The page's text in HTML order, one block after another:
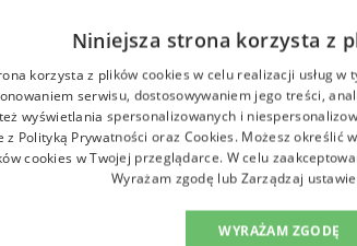
Niniejsza strona korzysta z
korzysta z plików cookies w celu realizacji usług w
serwisu, dostosowywaniem jego treści,
wyświetlania spersonalizowanych i
z Polityką Prywatności oraz Cookies. Możesz określić
cookies w Twojej przeglądarce. W celu
Wyrażam zgodę lub Zarządzaj
WYRAŻAM ZGODĘ